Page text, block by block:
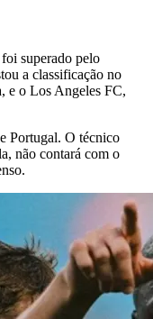
superado pelo
a classificação no
e o Los Angeles FC,
Portugal. O técnico
não contará com o